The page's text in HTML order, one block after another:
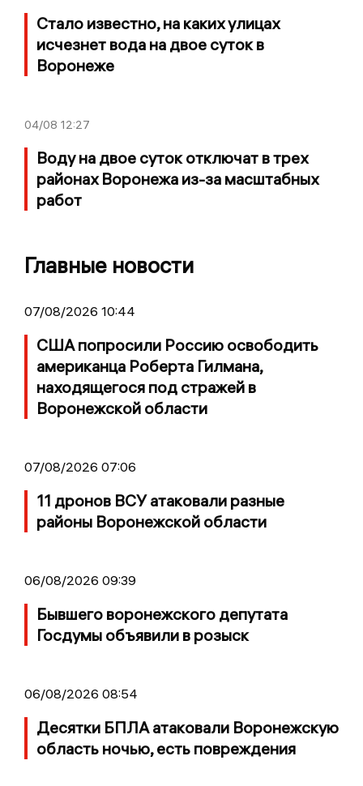
Стало известно, на каких улицах
исчезнет вода на двое суток в
Воронеже
04/08 12:27
Воду на двое суток отключат в трех
районах Воронежа из-за масштабных
работ
Главные новости
07/08/2026 10:44
США попросили Россию освободить
американца Роберта Гилмана,
находящегося под стражей в
Воронежской области
07/08/2026 07:06
11 дронов ВСУ атаковали разные
районы Воронежской области
06/08/2026 09:39
Бывшего воронежского депутата
Госдумы объявили в розыск
06/08/2026 08:54
Десятки БПЛА атаковали Воронежскую
область ночью, есть повреждения